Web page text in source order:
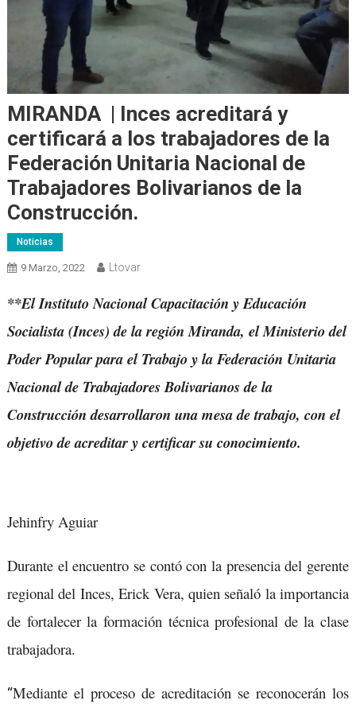
MIRANDA | Inces acreditará y
certificará a los trabajadores de la
Federación Unitaria Nacional de
Trabajadores Bolivarianos de la
Construcción.
Noticias
9 Marzo, 2022 Ltovar
**El Instituto Nacional Capacitación y Educación
Socialista (Inces) de la región Miranda, el Ministerio del
Poder Popular para el Trabajo y la Federación Unitaria
Nacional de Trabajadores Bolivarianos de la
Construcción desarrollaron una mesa de trabajo, con el
objetivo de acreditar y certificar su conocimiento.
Jehinfry Aguiar
Durante el encuentro se contó con la presencia del gerente
regional del Inces, Erick Vera, quien señaló la importancia
de fortalecer la formación técnica profesional de la clase
trabajadora.
“Mediante el proceso de acreditación se reconocerán los